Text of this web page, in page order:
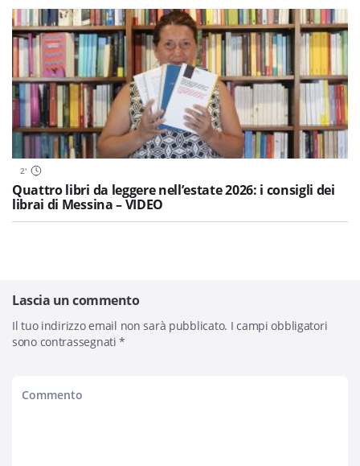
2'
Quattro libri da leggere nell’estate 2026: i consigli dei
librai di Messina – VIDEO
Lascia un commento
Il tuo indirizzo email non sarà pubblicato. I campi obbligatori
sono contrassegnati*